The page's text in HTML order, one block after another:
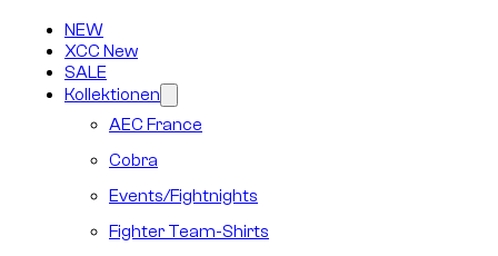
NEW
XCC New
SALE
Kollektionen
AEC France
Cobra
Events/Fightnights
Fighter Team-Shirts